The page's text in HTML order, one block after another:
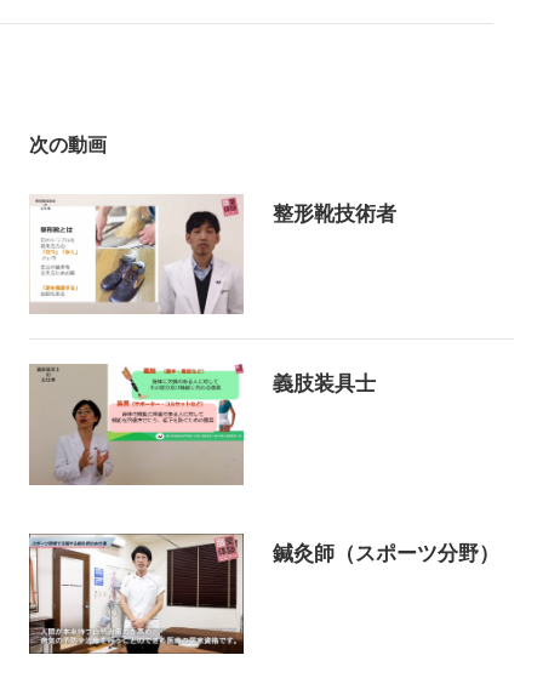
次の動画
整形靴技術者
義肢装具士
鍼灸師（スポーツ分野）